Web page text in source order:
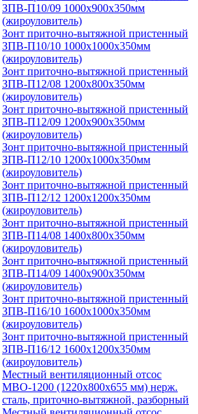
ЗПВ-П10/09 1000х900х350мм
(жироуловитель)
Зонт приточно-вытяжной пристенный
ЗПВ-П10/10 1000х1000х350мм
(жироуловитель)
Зонт приточно-вытяжной пристенный
ЗПВ-П12/08 1200х800х350мм
(жироуловитель)
Зонт приточно-вытяжной пристенный
ЗПВ-П12/09 1200х900х350мм
(жироуловитель)
Зонт приточно-вытяжной пристенный
ЗПВ-П12/10 1200х1000х350мм
(жироуловитель)
Зонт приточно-вытяжной пристенный
ЗПВ-П12/12 1200х1200х350мм
(жироуловитель)
Зонт приточно-вытяжной пристенный
ЗПВ-П14/08 1400х800х350мм
(жироуловитель)
Зонт приточно-вытяжной пристенный
ЗПВ-П14/09 1400х900х350мм
(жироуловитель)
Зонт приточно-вытяжной пристенный
ЗПВ-П16/10 1600х1000х350мм
(жироуловитель)
Зонт приточно-вытяжной пристенный
ЗПВ-П16/12 1600х1200х350мм
(жироуловитель)
Местный вентиляционный отсос
МВО-1200 (1220х800х655 мм) нерж.
сталь, приточно-вытяжной, разборный